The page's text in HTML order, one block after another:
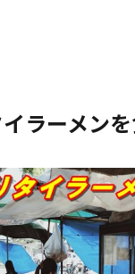
ラーメン